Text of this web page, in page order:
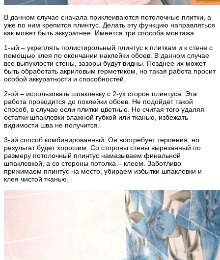
В данном случае сначала приклеиваются потолочные плитки, а
уже по ним крепится плинтус. Делать эту функцию направляться
как может быть аккуратнее. Имеется три способа монтажа.
1-ый – укреплять полистирольный плинтус к плиткам и к стене с
помощью клея по окончании наклейки обоев. В данном случае
все выпуклости стены, зазоры будут видны. Позднее их может
быть обработать акриловым герметиком, но такая работа просит
особой аккуратности и способностей.
2-ой – использовать шпаклевку с 2-ух сторон плинтуса. Эта
работа проводится до поклейки обоев. Не подойдет такой
способ, в случае если плитки цветные. Не считая того удаляя
остатки шпаклевки влажной губкой или тканью, избежать
видимости шва не получится.
3-ий способ комбинированный. Он востребует терпения, но
результат будет хорошим. Со стороны стены вырезанный по
размеру потолочный плинтус намазываем финальной
шпаклевкой, а со стороны потолка – клеем. Заботливо
прижимаем плинтус на место, убираем избытки шпаклевки и
клея чистой тканью.